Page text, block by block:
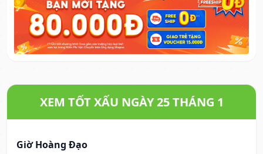
XEM TỐT XẤU NGÀY 25 THÁNG 1
Giờ Hoàng Đạo